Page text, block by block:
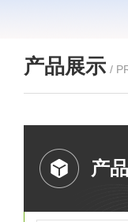
产品展示 /
产